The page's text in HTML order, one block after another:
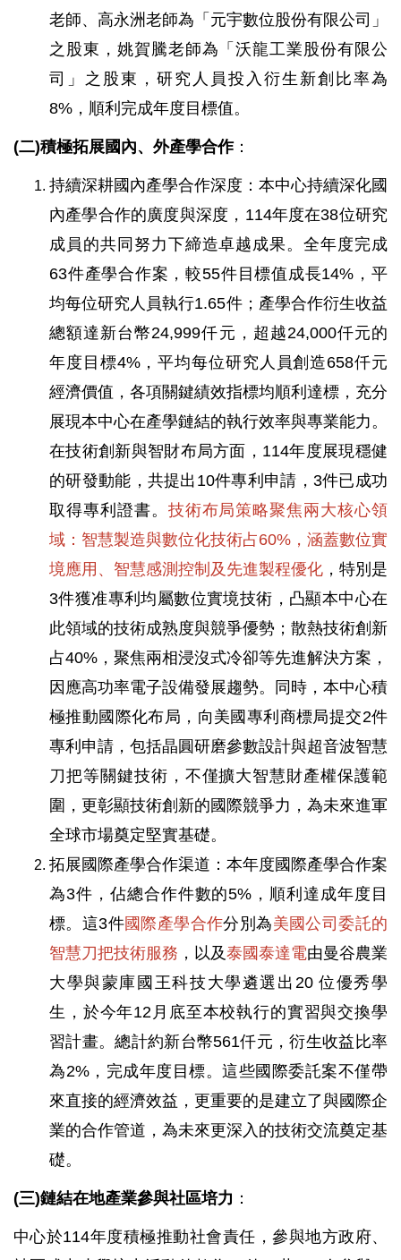
老師、高永洲老師為「元宇數位股份有限公司」
之股東，姚賀騰老師為「沃龍工業股份有限公
司」之股東，研究人員投入衍生新創比率為
8%，順利完成年度目標值。
(二)積極拓展國內、外產學合作：
持續深耕國內產學合作深度：本中心持續深化國
內產學合作的廣度與深度，114年度在38位研究
成員的共同努力下締造卓越成果。全年度完成
63件產學合作案，較55件目標值成長14%，平
均每位研究人員執行1.65件；產學合作衍生收益
總額達新台幣24,999仟元，超越24,000仟元的
年度目標4%，平均每位研究人員創造658仟元
經濟價值，各項關鍵績效指標均順利達標，充分
展現本中心在產學鏈結的執行效率與專業能力。
在技術創新與智財布局方面，114年度展現穩健
的研發動能，共提出10件專利申請，3件已成功
取得專利證書。 技術布局策略聚焦兩大核心領
域：智慧製造與數位化技術占60%，涵蓋數位實
境應用、智慧感測控制及先進製程優化 ，特別是
3件獲准專利均屬數位實境技術，凸顯本中心在
此領域的技術成熟度與競爭優勢；散熱技術創新
占40%，聚焦兩相浸沒式冷卻等先進解決方案，
因應高功率電子設備發展趨勢。同時，本中心積
極推動國際化布局，向美國專利商標局提交2件
專利申請，包括晶圓研磨參數設計與超音波智慧
刀把等關鍵技術，不僅擴大智慧財產權保護範
圍，更彰顯技術創新的國際競爭力，為未來進軍
全球市場奠定堅實基礎。
拓展國際產學合作渠道：本年度國際產學合作案
為3件，佔總合作件數的5%，順利達成年度目
標。這3件國際產學合作分別為美國公司委託的
智慧刀把技術服務 ，以及泰國泰達電由曼谷農業
大學與蒙庫國王科技大學遴選出20 位優秀學
生，於今年12月底至本校執行的實習與交換學
習計畫。總計約新台幣561仟元，衍生收益比率
為2%，完成年度目標。這些國際委託案不僅帶
來直接的經濟效益，更重要的是建立了與國際企
業的合作管道，為未來更深入的技術交流奠定基
礎。
(三)鏈結在地產業參與社區培力 ：
中心於114年度積極推動社會責任，參與地方政府、